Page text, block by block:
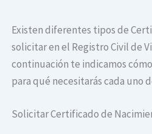
Existen diferentes tipos de
solicitar en el Registro Civil de
continuación te indicamos
para qué necesitarás cada uno
Solicitar Certificado de